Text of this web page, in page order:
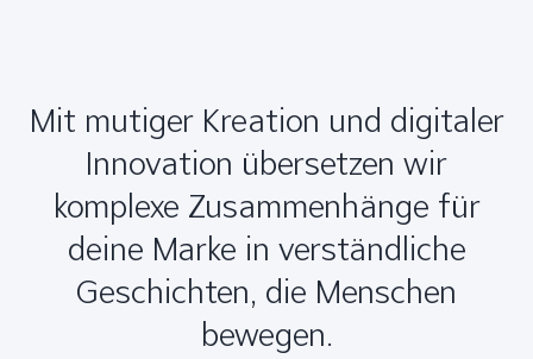
Mit mutiger Kreation und digitaler
Innovation übersetzen wir
komplexe Zusammenhänge für
deine Marke in verständliche
Geschichten, die Menschen
bewegen.